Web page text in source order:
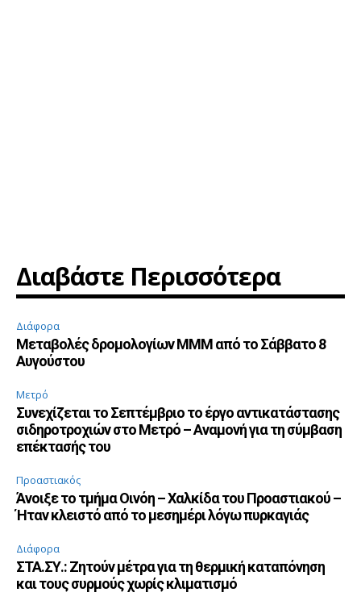
Διαβάστε Περισσότερα
Διάφορα
Μεταβολές δρομολογίων ΜΜΜ από το Σάββατο 8
Αυγούστου
Μετρό
Συνεχίζεται το Σεπτέμβριο το έργο αντικατάστασης
σιδηροτροχιών στο Μετρό – Αναμονή για τη σύμβαση
επέκτασής του
Προαστιακός
Άνοιξε το τμήμα Οινόη – Χαλκίδα του Προαστιακού –
Ήταν κλειστό από το μεσημέρι λόγω πυρκαγιάς
Διάφορα
ΣΤΑ.ΣΥ.: Ζητούν μέτρα για τη θερμική καταπόνηση
και τους συρμούς χωρίς κλιματισμό